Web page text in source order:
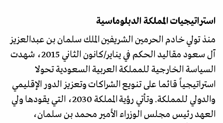
استراتيجيات المملكة الدبلوماسية
منذ تولي خادم الحرمين الشريفين الملك سلمان بن عبدالعزيز
آل سعود مقاليد الحكم في يناير/كانون الثاني 2015، شهدت
السياسة الخارجية للمملكة العربية السعودية تحولا
استراتيجياً قائما على تنويع الشراكات وتعزيز الدور الإقليمي
والدولي للمملكة. وتأتي رؤية المملكة 2030، التي يقودها ولي
العهد رئيس مجلس الوزراء الأمير محمد بن سلمان،